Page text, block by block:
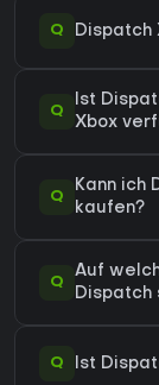
Q Dispatch
Q
Ist
Xbox
Q
Kann ich
kaufen?
Q
Auf
Dispatch
Q Ist